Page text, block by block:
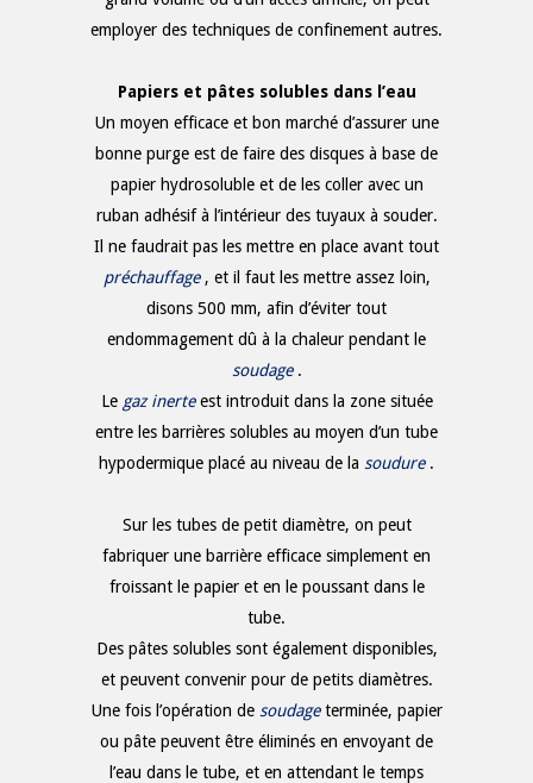
employer des techniques de confinement autres.
Papiers et pâtes solubles dans l’eau
Un moyen efficace et bon marché d’assurer une
bonne purge est de faire des disques à base de
papier hydrosoluble et de les coller avec un
ruban adhésif à l’intérieur des tuyaux à souder.
Il ne faudrait pas les mettre en place avant tout
préchauffage , et il faut les mettre assez loin,
disons 500 mm, afin d’éviter tout
endommagement dû à la chaleur pendant le
soudage .
Le gaz inerte est introduit dans la zone située
entre les barrières solubles au moyen d’un tube
hypodermique placé au niveau de la soudure .
Sur les tubes de petit diamètre, on peut
fabriquer une barrière efficace simplement en
froissant le papier et en le poussant dans le
tube.
Des pâtes solubles sont également disponibles,
et peuvent convenir pour de petits diamètres.
Une fois l’opération de soudage terminée, papier
ou pâte peuvent être éliminés en envoyant de
l’eau dans le tube, et en attendant le temps